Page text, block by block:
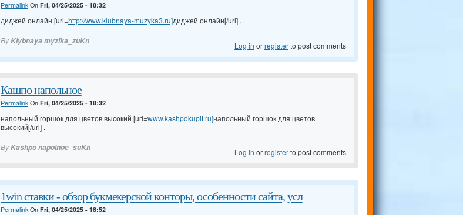
PermalinkOn Fri, 04/25/2025 - 18:32
диджей онлайн [url=http://www.klubnaya-muzyka3.ru]диджей онлайн[/url] .
ByKlybnaya myzika_zuKn Log in orregisterto post comments
Кашпо напольное
PermalinkOn Fri, 04/25/2025 - 18:32
напольный горшок для цветов высокий [url=www.kashpokupit.ru]напольный горшок для цветов
высокий[/url] .
ByKashpo napolnoe_suKn Log in orregisterto post comments
1win ставки - обзор букмекерской конторы, особенности сайта, усл
PermalinkOn Fri, 04/25/2025 - 18:52